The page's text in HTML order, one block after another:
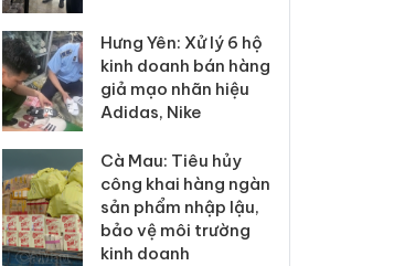
Hưng Yên: Xử lý 6 hộ
kinh doanh bán hàng
giả mạo nhãn hiệu
Adidas, Nike
Cà Mau: Tiêu hủy
công khai hàng ngàn
sản phẩm nhập lậu,
bảo vệ môi trường
kinh doanh